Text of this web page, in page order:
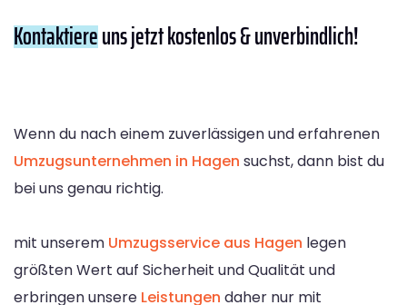
Kontaktiereuns jetzt kostenlos & unverbindlich!
Wenn du nach einem zuverlässigen und erfahrenen
Umzugsunternehmen in Hagen suchst, dann bist du
bei uns genau richtig.
mit unserem Umzugsservice aus Hagen legen
größten Wert auf Sicherheit und Qualität und
erbringen unsere Leistungen daher nur mit